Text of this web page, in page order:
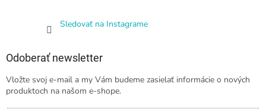
Sledovať na Instagrame
Odoberať newsletter
Vložte svoj e-mail a my Vám budeme zasielať informácie o nových
produktoch na našom e-shope.